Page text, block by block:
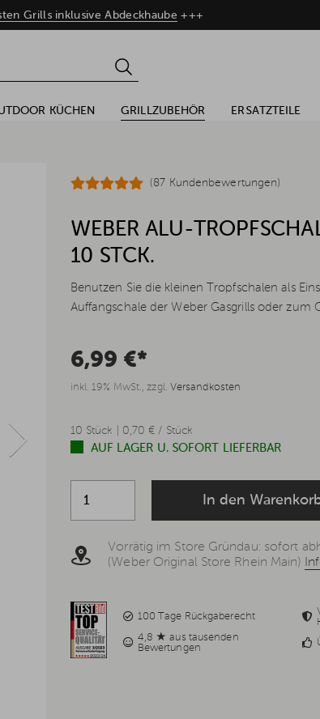
Grills inklusive Abdeckhaube +++
KÜCHEN GRILLZUBEHÖR ERSATZTEILE
(87 Kundenbewertungen)
WEBER ALU-
10 STCK.
Benutzen Sie die kleinen Tropfschalen als
Auffangschale der Weber Gasgrills oder zum
6,99 €*
inkl. 19% MwSt., zzgl. Versandkosten
10 Stück | 0,70 € / Stück
AUF LAGER U. SOFORT LIEFERBAR
In den
Vorrätig im Store Gründau: sofort
(Weber Original Store Rhein Main)
100 Tage Rückgaberecht
4,8 ★ aus tausenden
Bewertungen